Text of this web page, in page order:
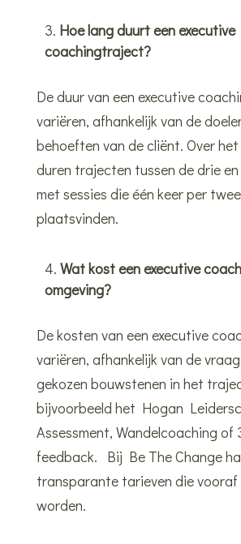
Hoe lang duurt een executive
coachingtraject?
De duur van een executive
variëren, afhankelijk van de
behoeften van de cliënt. Over het
duren trajecten tussen de drie en
met sessies die één keer per
plaatsvinden.
Wat kost een executive
omgeving?
De kosten van een executive
variëren, afhankelijk van de
gekozen bouwstenen in het
bijvoorbeeld het Hogan
Assessment, Wandelcoaching of
feedback. Bij Be The Change
transparante tarieven die vooraf
worden.